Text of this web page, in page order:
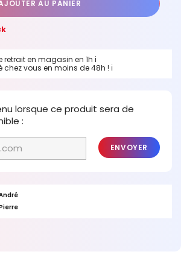
AU PANIER
retrait en magasin en 1h ℹ
chez vous en moins de 48h ! ℹ
lorsque ce produit sera de
:
ENVOYER